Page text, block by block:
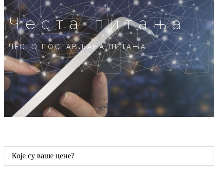
Честа питања
ЧЕСТО ПОСТАВЉАНА ПИТАЊА
Које су ваше цене?